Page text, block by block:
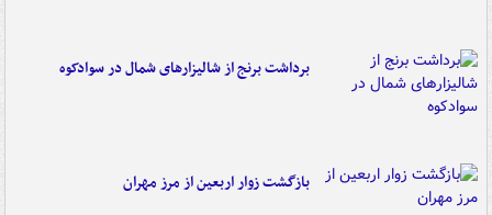
برداشت برنج از شالیزارهای شمال در سوادکوه
بازگشت زوار اربعین از مرز مهران